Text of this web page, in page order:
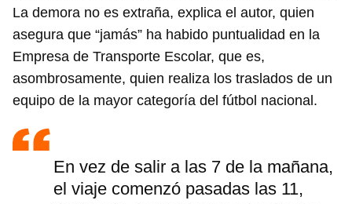
La demora no es extraña, explica el autor, quien
asegura que “jamás” ha habido puntualidad en la
Empresa de Transporte Escolar, que es,
asombrosamente, quien realiza los traslados de un
equipo de la mayor categoría del fútbol nacional.
En vez de salir a las 7 de la mañana,
el viaje comenzó pasadas las 11,